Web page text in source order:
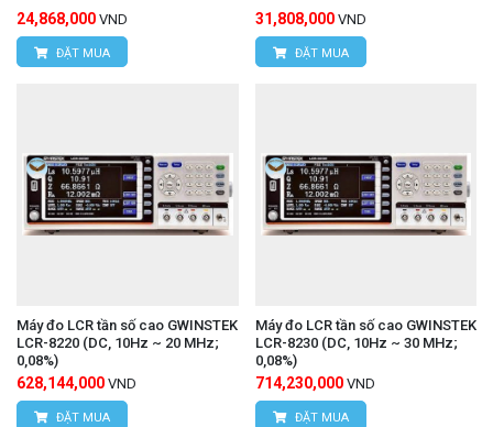
24,868,000 VND
ĐẶT MUA
31,808,000 VND
ĐẶT MUA
Máy đo LCR tần số cao GWINSTEK
LCR-8220 (DC, 10Hz ~ 20 MHz;
0,08%)
628,144,000 VND
ĐẶT MUA
Máy đo LCR tần số cao GWINSTEK
LCR-8230 (DC, 10Hz ~ 30 MHz;
0,08%)
714,230,000 VND
ĐẶT MUA